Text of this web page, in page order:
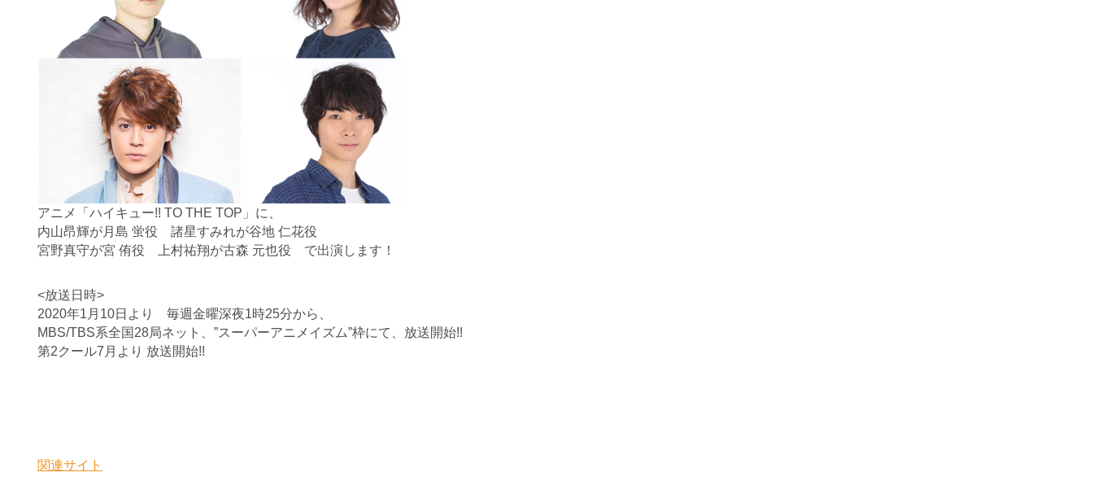
アニメ「ハイキュー!! TO THE TOP」に、
内山昂輝が月島 蛍役 諸星すみれが谷地 仁花役
宮野真守が宮 侑役 上村祐翔が古森 元也役 で出演します！
<放送日時>
2020年1月10日より 毎週金曜深夜1時25分から、
MBS/TBS系全国28局ネット、”スーパーアニメイズム”枠にて、放送開始!!
第2クール7月より 放送開始!!
関連サイト